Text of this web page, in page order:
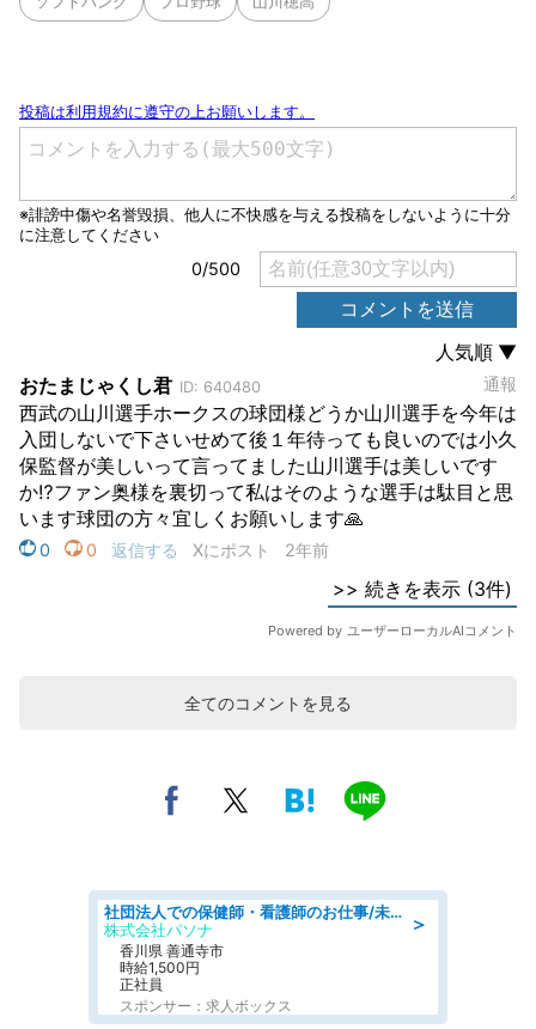
全てのコメントを見る
＞
社団法人での保健師・看護師のお仕事/未経験OK/要資格:普通免許、保健師、正看護師
株式会社パソナ
香川県 善通寺市
時給1,500円
正社員
スポンサー：求人ボックス